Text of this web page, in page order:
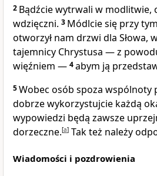
2 Bądźcie wytrwali w modlitwie,
wdzięczni. 3 Módlcie się przy
otworzył nam drzwi dla Słowa,
tajemnicy Chrystusa — z
więźniem — 4abym ją
5Wobec osób spoza wspólnoty
dobrze wykorzystujcie każdą
wypowiedzi będą zawsze
dorzeczne.[a] Tak też należy
Wiadomości i pozdrowienia